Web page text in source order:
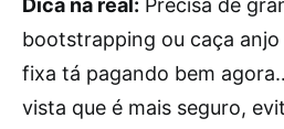
Dica na real: Precisa de
bootstrapping ou caça
fixa tá pagando bem
vista que é mais seguro,